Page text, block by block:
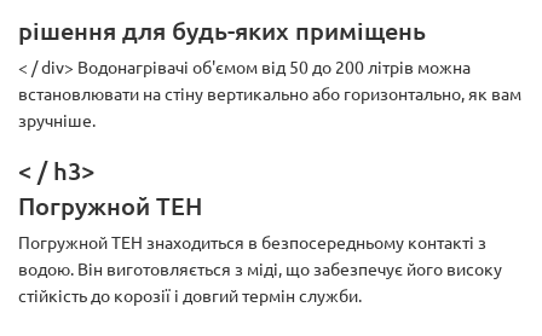
рішення для будь-яких приміщень
< / div> Водонагрівачі об'ємом від 50 до 200 літрів можна
встановлювати на стіну вертикально або горизонтально, як вам
зручніше.
< / h3>
Погружной ТЕН
Погружной ТЕН знаходиться в безпосередньому контакті з
водою. Він виготовляється з міді, що забезпечує його високу
стійкість до корозії і довгий термін служби.